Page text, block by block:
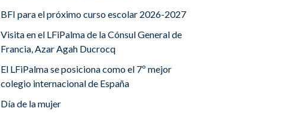
BFI para el próximo curso escolar 2026-2027
Visita en el LFiPalma de la Cónsul General de
Francia, Azar Agah Ducrocq
El LFiPalma se posiciona como el 7º mejor
colegio internacional de España
Día de la mujer